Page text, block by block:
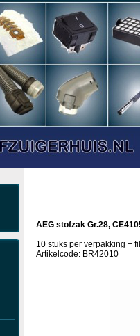
AEG stofzak Gr.28,
10 stuks per verpakking +
Artikelcode: BR42010